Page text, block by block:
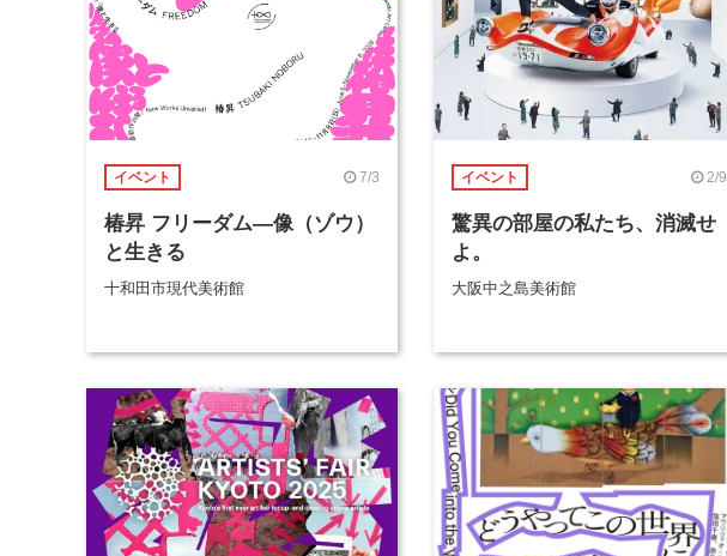
イベント 7/3
椿昇 フリーダム―像（ゾウ）
と生きる
十和田市現代美術館
イベント 2/9
驚異の部屋の私たち、消滅せ
よ。
大阪中之島美術館